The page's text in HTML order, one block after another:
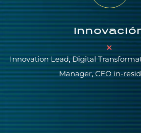
Innovation Lead, Digital
Manager, CEO in-